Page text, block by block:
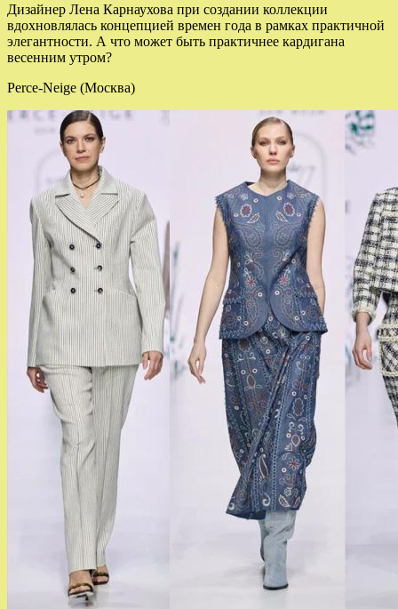
Дизайнер Лена Карнаухова при создании коллекции
вдохновлялась концепцией времен года в рамках практичной
элегантности. А что может быть практичнее кардигана
весенним утром?
Perce-Neige (Москва)